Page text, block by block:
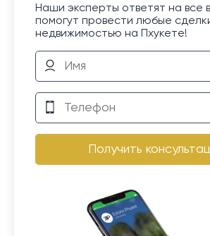
Наши эксперты ответят на все
помогут провести любые
недвижимостью на Пхукете!
Получить